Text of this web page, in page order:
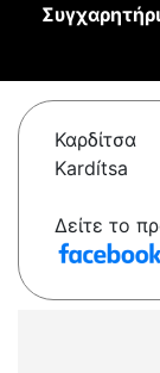
Καρδίτσα
Kardítsa
Δείτε το